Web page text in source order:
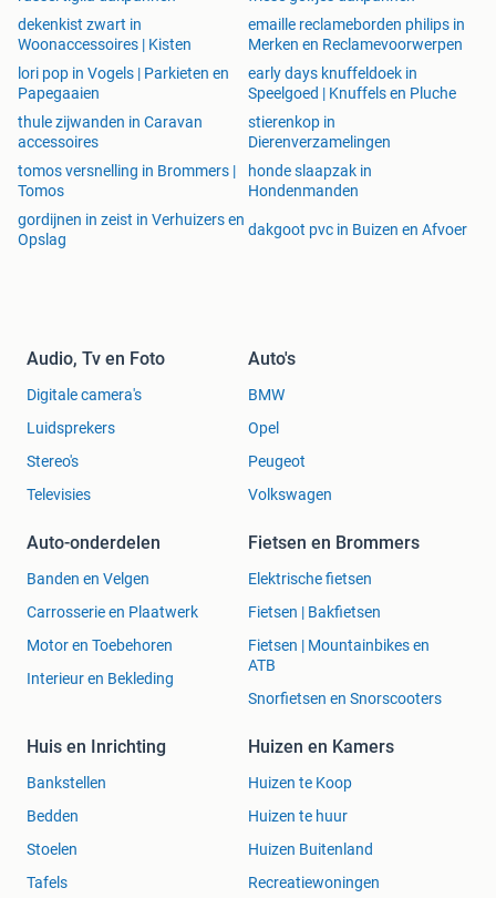
dekenkist zwart in
Woonaccessoires | Kisten
emaille reclameborden philips in
Merken en Reclamevoorwerpen
lori pop in Vogels | Parkieten en
Papegaaien
early days knuffeldoek in
Speelgoed | Knuffels en Pluche
thule zijwanden in Caravan
accessoires
stierenkop in
Dierenverzamelingen
tomos versnelling in Brommers |
Tomos
honde slaapzak in
Hondenmanden
gordijnen in zeist in Verhuizers en
Opslag
dakgoot pvc in Buizen en Afvoer
Audio, Tv en Foto
Digitale camera's
Luidsprekers
Stereo's
Televisies
Auto's
BMW
Opel
Peugeot
Volkswagen
Auto-onderdelen
Banden en Velgen
Carrosserie en Plaatwerk
Motor en Toebehoren
Interieur en Bekleding
Fietsen en Brommers
Elektrische fietsen
Fietsen | Bakfietsen
Fietsen | Mountainbikes en
ATB
Snorfietsen en Snorscooters
Huis en Inrichting
Bankstellen
Bedden
Stoelen
Tafels
Huizen en Kamers
Huizen te Koop
Huizen te huur
Huizen Buitenland
Recreatiewoningen